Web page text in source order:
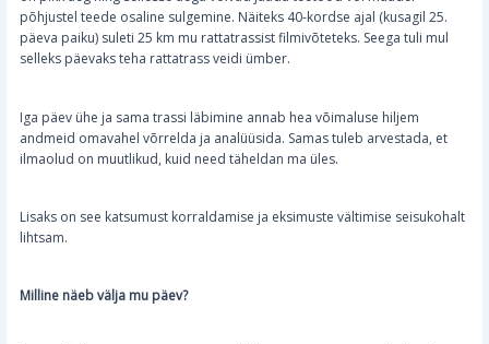
põhjustel teede osaline sulgemine. Näiteks 40-kordse ajal (kusagil 25.
päeva paiku) suleti 25 km mu rattatrassist filmivõteteks. Seega tuli mul
selleks päevaks teha rattatrass veidi ümber.
Iga päev ühe ja sama trassi läbimine annab hea võimaluse hiljem
andmeid omavahel võrrelda ja analüüsida. Samas tuleb arvestada, et
ilmaolud on muutlikud, kuid need täheldan ma üles.
Lisaks on see katsumust korraldamise ja eksimuste vältimise seisukohalt
lihtsam.
Milline näeb välja mu päev?